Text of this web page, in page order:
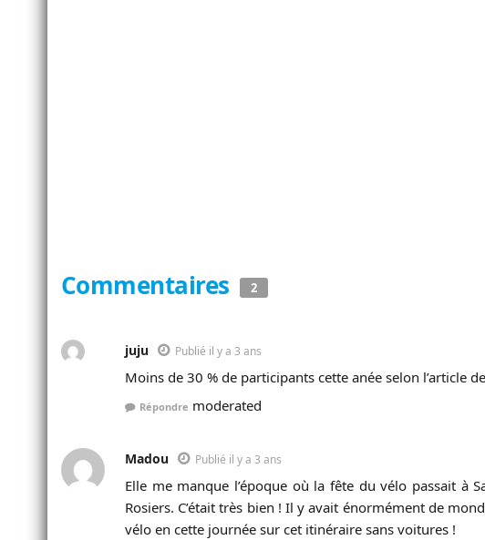
Commentaires 2
juju Publié il y a 3 ans
Moins de 30 % de participants cette anée selon l’article
Répondre moderated
Madou Publié il y a 3 ans
Elle me manque l’époque où la fête du vélo passait à
Rosiers. C’était très bien ! Il y avait énormément de
vélo en cette journée sur cet itinéraire sans voitures !